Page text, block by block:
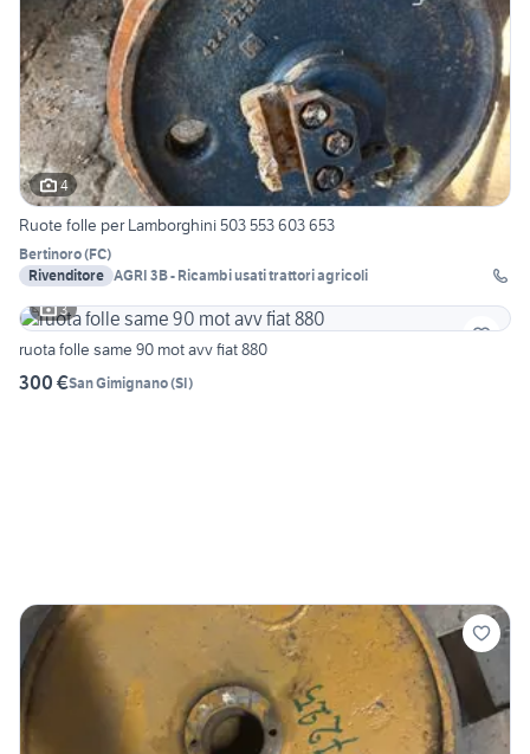
4
Ruote folle per Lamborghini 503 553 603 653
Bertinoro(FC)
Rivenditore AGRI 3B - Ricambi usati trattori agricoli
3
ruota folle same 90 mot avv fiat 880
300 €San Gimignano(SI)